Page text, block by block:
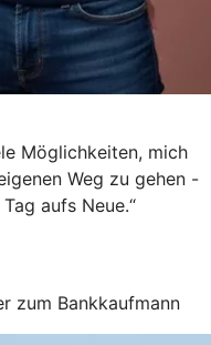
Möglichkeiten, mich
Weg zu gehen -
aufs Neue.“
zum Bankkaufmann